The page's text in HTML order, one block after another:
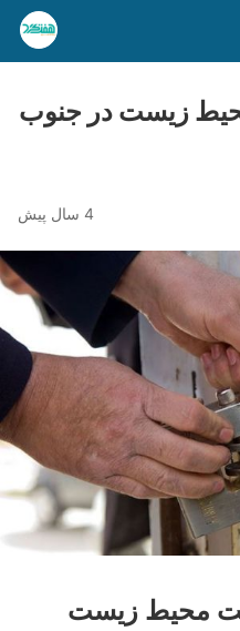
محیط زیست در جنوب
4 سال پیش
محیط زیست